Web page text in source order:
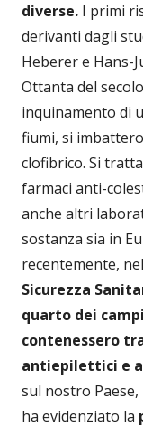
diverse. I primi
derivanti dagli
Heberer e Hans-
Ottanta del
inquinamento di
fiumi, si
clofibrico. Si
farmaci anti-
anche altri
sostanza sia in
recentemente,
Sicurezza
quarto dei
contenessero
antiepilettici e
sul nostro
ha evidenziato la